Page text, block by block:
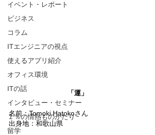
イベント・レポート
ビジネス
コラム
ITエンジニアの視点
使えるアプリ紹介
オフィス環境
ITの話
インタビュー・セミナー
１％の情熱ものがたり
留学
「運」
名前：Tomoki Hatokoさん
出身地：和歌山県